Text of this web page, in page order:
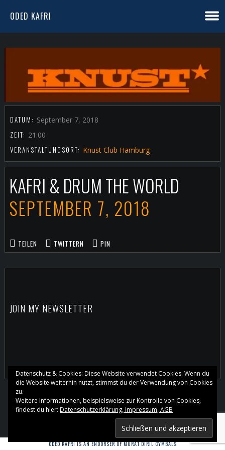
ODED KAFRI
DATUM: September 7, 2018
ZEIT: 21:00
VERANSTALTUNGSORT: Knust Club Hamburg
KAFRI & DRUM THE WORLD
SEPTEMBER 7, 2018
TEILEN TWITTERN PIN
JOIN MY NEWSLETTER
ODED KAFRI IS AN ENDORSER OF MURAT DIRIL CYMBALS
Datenschutz & Cookies: Diese Website verwendet Cookies. Wenn du
die Website weiterhin nutzt, stimmst du der Verwendung von Cookies
zu.
Weitere Informationen, beispielsweise zur Kontrolle von Cookies,
findest du hier: Datenschutzerklärung, Impressum, AGB